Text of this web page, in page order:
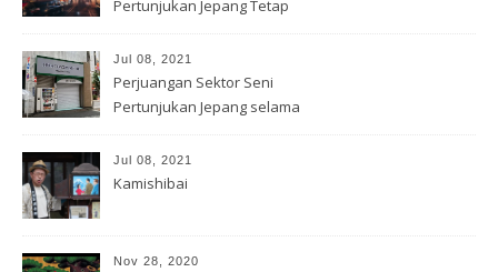
Pertunjukan Jepang Tetap
Jul 08, 2021
Perjuangan Sektor Seni
Pertunjukan Jepang selama
Jul 08, 2021
Kamishibai
Nov 28, 2020